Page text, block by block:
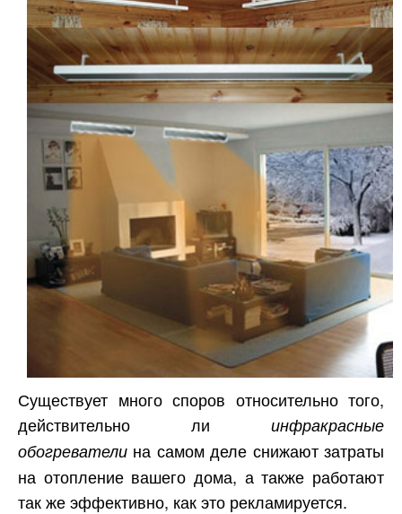
Существует много споров относительно того,
действительно ли инфракрасные
обогреватели на самом деле снижают затраты
на отопление вашего дома, а также работают
так же эффективно, как это рекламируется.